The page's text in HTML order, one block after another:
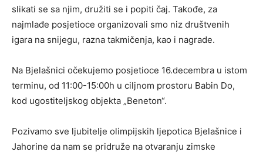
slikati se sa njim, družiti se i popiti čaj. Takođe, za
najmlađe posjetioce organizovali smo niz društvenih
igara na snijegu, razna takmičenja, kao i nagrade.
Na Bjelašnici očekujemo posjetioce 16.decembra u istom
terminu, od 11:00-15:00h u ciljnom prostoru Babin Do,
kod ugostiteljskog objekta „Beneton“.
Pozivamo sve ljubitelje olimpijskih ljepotica Bjelašnice i
Jahorine da nam se pridruže na otvaranju zimske